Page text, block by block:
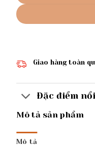
Giao hàng toàn
Đặc điểm
Mô tả sản phẩm
Mô tả